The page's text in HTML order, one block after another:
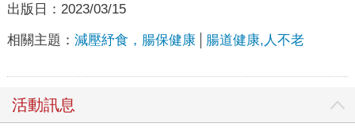
出版日： 2023/03/15
相關主題： 減壓紓食，腸保健康 腸道健康,人不老
活動訊息